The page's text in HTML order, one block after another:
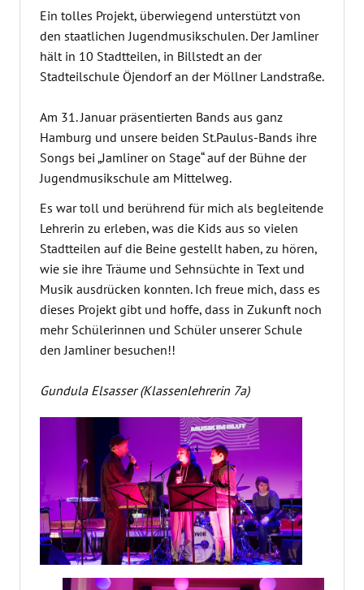
Ein tolles Projekt, überwiegend unterstützt von
den staatlichen Jugendmusikschulen. Der Jamliner
hält in 10 Stadtteilen, in Billstedt an der
Stadteilschule Öjendorf an der Möllner Landstraße.
Am 31. Januar präsentierten Bands aus ganz
Hamburg und unsere beiden St.Paulus-Bands ihre
Songs bei „Jamliner on Stage“ auf der Bühne der
Jugendmusikschule am Mittelweg.
Es war toll und berührend für mich als begleitende
Lehrerin zu erleben, was die Kids aus so vielen
Stadtteilen auf die Beine gestellt haben, zu hören,
wie sie ihre Träume und Sehnsüchte in Text und
Musik ausdrücken konnten. Ich freue mich, dass es
dieses Projekt gibt und hoffe, dass in Zukunft noch
mehr Schülerinnen und Schüler unserer Schule
den Jamliner besuchen!!
Gundula Elsasser (Klassenlehrerin 7a)